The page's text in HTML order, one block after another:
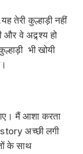
तेरी कुल्हाड़ी नहीं
और वे अद्र्श्य हो
भी खोयी
मैं आशा करता
अच्छी लगी
के साथ